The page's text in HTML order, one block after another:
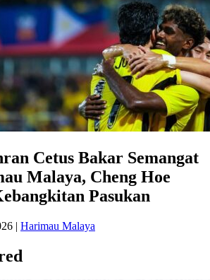
Cetus Bakar Semangat
Malaya, Cheng Hoe
Pasukan
| Harimau Malaya